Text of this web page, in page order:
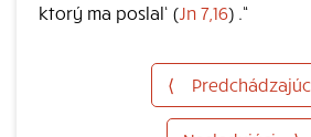
ktorý ma poslal‘ (Jn 7,16) .“
⟨